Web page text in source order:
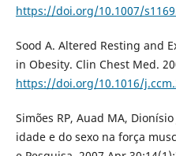
https://doi.org/10.1007/
Sood A. Altered Resting and
in Obesity. Clin Chest Med.
https://doi.org/10.1016/
Simões RP, Auad MA,
idade e do sexo na força